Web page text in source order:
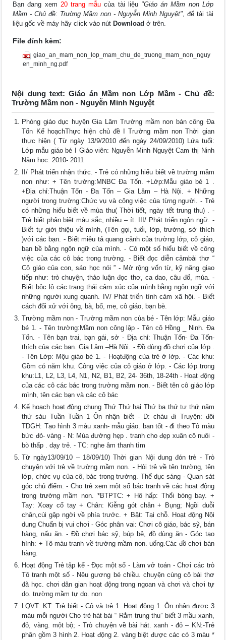
Bạn đang xem 20 trang mẫu của tài liệu "Giáo án Mầm non Lớp
Mầm - Chủ đề: Trường Mầm non - Nguyễn Minh Nguyệt", để tải tài
liệu gốc về máy hãy click vào nút Download ở trên.
File đính kèm:
giao_an_mam_non_lop_mam_chu_de_truong_mam_non_nguy
en_minh_ng.pdf
Nội dung text: Giáo án Mầm non Lớp Mầm - Chủ đề:
Trường Mầm non - Nguyễn Minh Nguyệt
Phòng giáo dục huyện Gia Lâm Trường mầm non bán công Đa
Tốn Kế hoạchThực hiện chủ đề I Trường mầm non Thời gian
thực hiện ( Từ ngày 13/9/2010 đến ngày 24/09/2010) Lứa tuổi:
Lớp mẫu giáo bé I Giáo viên: Nguyễn Minh Nguyệt Cam thị Ninh
Năm học: 2010- 2011
II/ Phát triển nhận thức. - Trẻ có những hiểu biết về trường mầm
non như: + Tên trường:MNBC Đa Tốn. +Lớp:Mẫu giáo bé 1 .
+Địa chỉ:Thuận Tốn - Đa Tốn – Gia Lâm – Hà Nội. + Những
người trong trường:Chức vụ và công việc của từng người. - Trẻ
có những hiểu biết về mùa thu( Thời tiết, ngày tết trung thu) . -
Trẻ biết phân biệt màu sắc, nhiều – ít. III/ Phát triển ngôn ngữ. -
Biết tự giới thiệu về mình, (Tên gọi, tuổi, lớp, trường, sở thích
)với các bạn. - Biết miêu tả quang cảnh của trường lớp, cô giáo,
bạn bề bằng ngôn ngữ của mình. - Có một số hiểu biết về công
việc của các cô bác trong trường. - Biết đọc diễn cảmbài thơ “
Cô giáo của con, sáo học nói ” - Mở rộng vốn từ, kỹ năng giao
tiếp như: trò chuyện, thảo luận đọc thơ, ca dao, câu đố, múa. -
Biết bộc lộ các trạng thái cảm xúc của mình bằng ngôn ngữ với
những người xung quanh. IV/ Phát triển tình cảm xã hội. - Biết
cách đối xử với ông, bà, bố, mẹ, cô giáo, bạn bè.
Trường mầm non - Trường mầm non của bé - Tên lớp: Mẫu giáo
bé 1. - Tên trường:Mầm non công lập - Tên cô Hồng _ Ninh. Đa
Tốn. - Tên bạn trai, bạn gái, sở - Địa chỉ: Thuận Tốn- Đa Tốn-
thích của các bạn. Gia Lâm –Hà Nội. - Đồ dùng đồ chơi của lớp .
- Tên Lớp: Mộu giáo bé 1. - Hoạtđộng của trẻ ở lớp. - Các khu:
Gồm có năm khu. Công việc của cô giáo ở lớp. - Các lớp trong
khu:L1, L2, L3, L4, N1, N2, B1, B2, 24- 36th, 18-24th - Hoạt động
của các cô các bác trong trường mầm non. - Biết tên cô giáo lớp
mình, tên các bạn và các cô bác
Kế hoạch hoạt động chung Thứ Thứ hai Thứ ba thứ tư thứ năm
thứ sáu Tuần Tuần 1 Ôn nhận biết - D: cháu đi Truyện: đôi
TDGH: Tạo hình 3 màu xanh- mẫu giáo. bạn tốt - đi theo Tô màu
bức đỏ- vàng - N: Mùa đường hẹp . tranh cho đẹp xuân cô nuôi -
bò thấp . dạy trẻ. - TC: nghe âm thanh tìm
Từ ngày13/09/10 – 18/09/10) Thời gian Nội dung đón trẻ - Trò
chuyện với trẻ về trường mầm non. - Hỏi trẻ về tên trường, tên
lớp, chức vụ của cô, bác trong trường. Thể dục sáng - Quan sát
góc chủ điểm. - Cho trẻ xem một số bác tranh về các hoạt động
trong trường mầm non. *BTPTC: + Hô hấp: Thổi bóng bay. +
Tay: Xoay cổ tay + Chân: Kiễng gót chân + Bụng; Ngồi duỗi
chân,cúi gập ngời về phía trước. + Bật: Tại chỗ. Hoạt động Nội
dung Chuẩn bị vui chơi - Góc phân vai: Chơi cô giáo, bác sỹ, bán
hàng, nấu ăn. - Đồ chơi bác sỹ, búp bê, đồ dùng ăn - Góc tạo
hình: + Tô màu tranh về trường mầm non. uống.Các đồ chơi bán
hàng.
Hoạt động Trẻ tập kể - Đọc một số - Làm vở toán - Chơi các trò
Tô tranh một số - Nêu gương bé chiều. chuyện cùng cô bài thơ
đã học. chơi dân gian hoạt động trong ngoan và chơi và chơi tự
do. trường mầm tự do. non
LQVT: KT: Trẻ biết - Cô và trẻ 1. Hoạt động 1. Ôn nhận được 3
màu mỗi người Cho trẻ hát bài “ Rằm trung thu” biết 3 mầu xanh,
đỏ, vàng. một bộ; - Trò chuyện về bài hát. xanh - đỏ – KN:-Trẻ
phân gồm 3 hình 2. Hoạt động 2. vàng biệt được các có 3 màu *